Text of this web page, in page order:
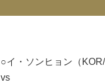
○イ・ソンヒョン（
vs